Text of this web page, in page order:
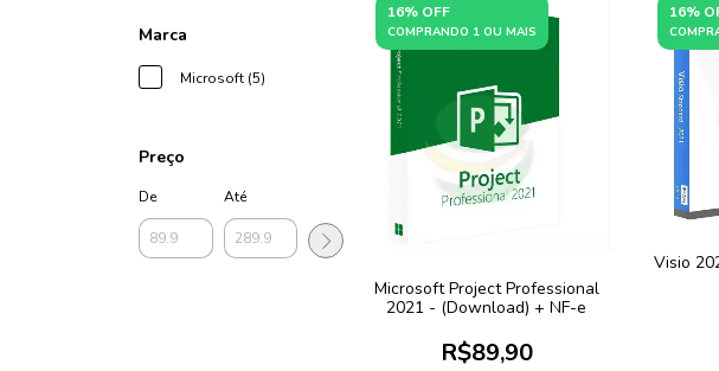
Marca
Microsoft (5)
Preço
De Até
16% OFF
COMPRANDO 1 OU MAIS
Microsoft Project Professional
2021 - (Download) + NF-e
R$89,90
16%
Visio